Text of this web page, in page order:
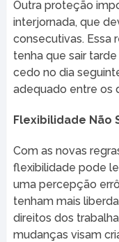
Outra proteção
interjornada, que
consecutivas. Essa
tenha que sair
cedo no dia
adequado entre os
Flexibilidade Não
Com as novas
flexibilidade pode
uma percepção
tenham mais
direitos dos
mudanças visam